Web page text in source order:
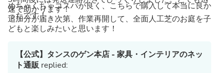
めちゃくちゃコスパが良く、こちらで購入して本当に良か
ったです！
速で助かります！
追加分が届き次第、作業再開して、全面人工芝のお庭を子
どもと楽しみたいと思います！
【公式】タンスのゲン本店 - 家具・インテリアのネッ
ト通販replied: